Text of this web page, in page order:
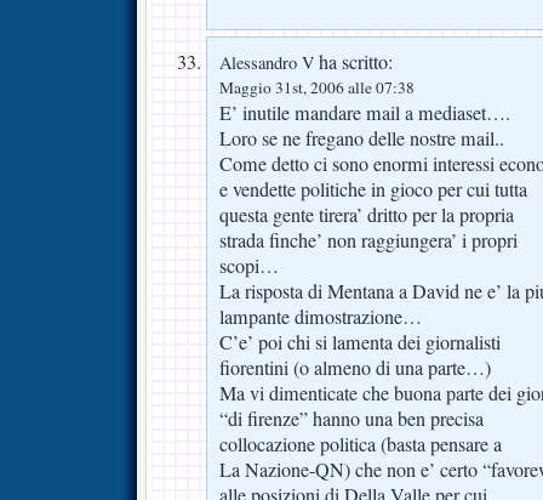
Alessandro V ha scritto:
Maggio 31st, 2006 alle 07:38
E’ inutile mandare mail a mediaset….
Loro se ne fregano delle nostre mail..
Come detto ci sono enormi interessi
e vendette politiche in gioco per cui tutta
questa gente tirera’ dritto per la propria
strada finche’ non raggiungera’ i propri
scopi…
La risposta di Mentana a David ne e’ la
lampante dimostrazione…
C’e’ poi chi si lamenta dei giornalisti
fiorentini (o almeno di una parte…)
Ma vi dimenticate che buona parte dei
“di firenze” hanno una ben precisa
collocazione politica (basta pensare a
La Nazione-QN) che non e’ certo